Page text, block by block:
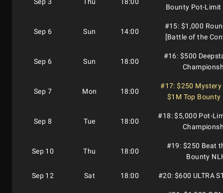
Bounty Pot-Limit
Sep 6 Sun 14:00
#15: $1,000
[Battle of the
Sep 6 Sun 18:00
#16: $500
Sep 7 Mon 18:00
#17: $250 Mystery
$1M Top Bounty
Sep 8 Tue 18:00
#18: $5,000 Pot-
Sep 10 Thu 18:00
#19: $250 Beat
Bounty
Sep 12 Sat 18:00 #20: $600 ULTRA